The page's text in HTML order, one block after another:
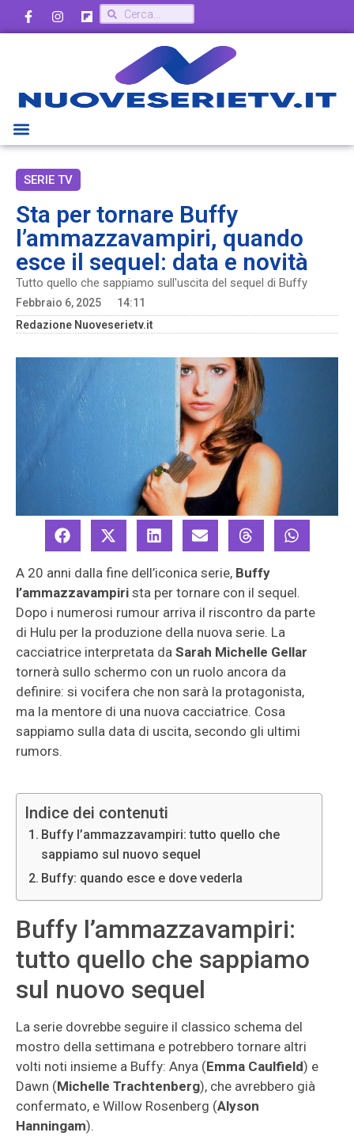
SERIE TV
Sta per tornare Buffy
l’ammazzavampiri, quando
esce il sequel: data e novità
Tutto quello che sappiamo sull'uscita del sequel di Buffy
Febbraio 6, 2025
14:11
Redazione Nuoveserietv.it
A 20 anni dalla fine dell’iconica serie, Buffy
l’ammazzavampiri sta per tornare con il sequel.
Dopo i numerosi rumour arriva il riscontro da parte
di Hulu per la produzione della nuova serie. La
cacciatrice interpretata da Sarah Michelle Gellar
tornerà sullo schermo con un ruolo ancora da
definire: si vocifera che non sarà la protagonista,
ma la mentore di una nuova cacciatrice. Cosa
sappiamo sulla data di uscita, secondo gli ultimi
rumors.
Indice dei contenuti
Buffy l’ammazzavampiri: tutto quello che
sappiamo sul nuovo sequel
Buffy: quando esce e dove vederla
Buffy l’ammazzavampiri:
tutto quello che sappiamo
sul nuovo sequel
La serie dovrebbe seguire il classico schema del
mostro della settimana e potrebbero tornare altri
volti noti insieme a Buffy: Anya (Emma Caulfield) e
Dawn (Michelle Trachtenberg), che avrebbero già
confermato, e Willow Rosenberg (Alyson
Hanningam).